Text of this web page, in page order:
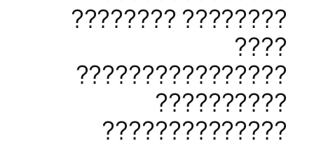
???????? ????????
????
????????????????
??????????
??????????????